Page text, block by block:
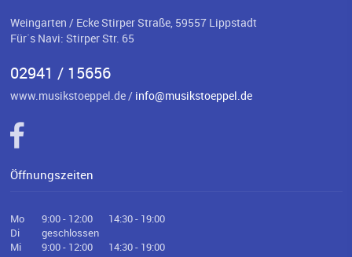
Weingarten / Ecke Stirper Straße, 59557 Lippstadt
Für`s Navi: Stirper Str. 65
02941 / 15656
www.musikstoeppel.de / info@musikstoeppel.de
Öffnungszeiten
Mo 9:00 - 12:00
14:30 - 19:00
Di
geschlossen
Mi
9:00 - 12:00
14:30 - 19:00